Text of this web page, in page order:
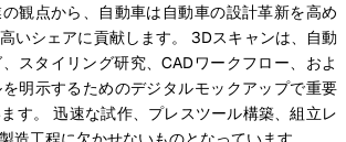
観点から、自動車は自動車の設計革新を高め
いシェアに貢献します。 3Dスキャンは、自動
スタイリング研究、CADワークフロー、およ
明示するためのデジタルモックアップで重要
す。 迅速な試作、プレスツール構築、組立レ